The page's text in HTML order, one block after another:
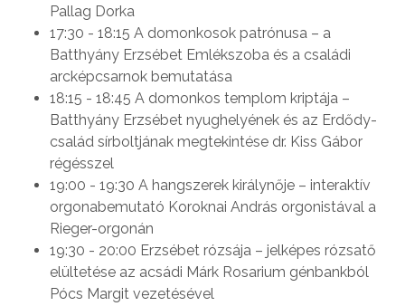
Pallag Dorka
17:30 - 18:15 A domonkosok patrónusa – a
Batthyány Erzsébet Emlékszoba és a családi
arcképcsarnok bemutatása
18:15 - 18:45 A domonkos templom kriptája –
Batthyány Erzsébet nyughelyének és az Erdődy-
család sírboltjának megtekintése dr. Kiss Gábor
régésszel
19:00 - 19:30 A hangszerek királynője – interaktív
orgonabemutató Koroknai András orgonistával a
Rieger-orgonán
19:30 - 20:00 Erzsébet rózsája – jelképes rózsatő
elültetése az acsádi Márk Rosarium génbankból
Pócs Margit vezetésével